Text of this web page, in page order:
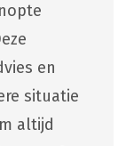
en
situatie
altijd